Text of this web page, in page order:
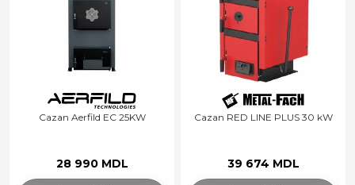
Cazan Aerfild EC 25KW
28 990 MDL
Cazan RED LINE PLUS 30 kW
39 674 MDL